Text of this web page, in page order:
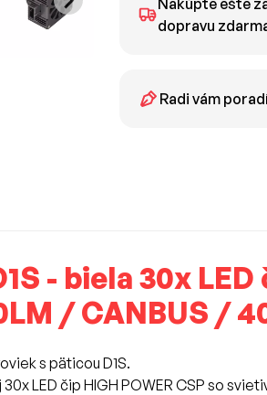
dopravu
Radi vám
- biela 30x LED
/ CANBUS /
s päticou D1S.
LED čip HIGH POWER CSP so